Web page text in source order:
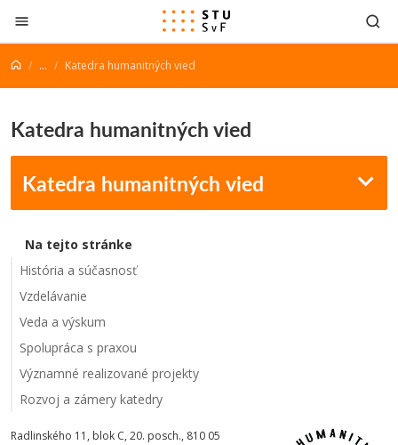
Prejsť na obsah
... Katedra humanitných vied
Katedra humanitných vied
Katedra humanitných vied
Na tejto stránke
História a súčasnosť
Vzdelávanie
Veda a výskum
Spolupráca s praxou
Významné realizované projekty
Rozvoj a zámery katedry
Radlinského 11, blok C, 20. posch., 810 05